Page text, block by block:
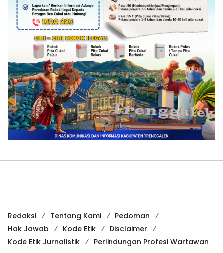
Redaksi Tentang Kami
Pedoman
Hak Jawab
Kode Etik
Disclaimer
Kode Etik Jurnalistik
Perlindungan Profesi Wartawan